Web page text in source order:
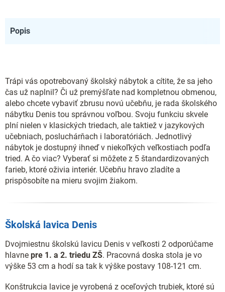
Popis
Trápi vás opotrebovaný školský nábytok a cítite, že sa jeho
čas už naplnil? Či už premýšľate nad kompletnou obmenou,
alebo chcete vybaviť zbrusu novú učebňu, je rada školského
nábytku Denis tou správnou voľbou. Svoju funkciu skvele
plní nielen v klasických triedach, ale taktiež v jazykových
učebniach, posluchárňach i laboratóriách. Jednotlivý
nábytok je dostupný ihneď v niekoľkých veľkostiach podľa
tried. A čo viac? Vyberať si môžete z 5 štandardizovaných
farieb, ktoré oživia interiér. Učebňu hravo zladíte a
prispôsobíte na mieru svojim žiakom.
Školská lavica Denis
Dvojmiestnu školskú lavicu Denis v veľkosti 2 odporúčame
hlavne pre 1. a 2. triedu ZŠ. Pracovná doska stola je vo
výške 53 cm a hodí sa tak k výške postavy 108-121 cm.
Konštrukcia lavice je vyrobená z oceľových trubiek, ktoré sú